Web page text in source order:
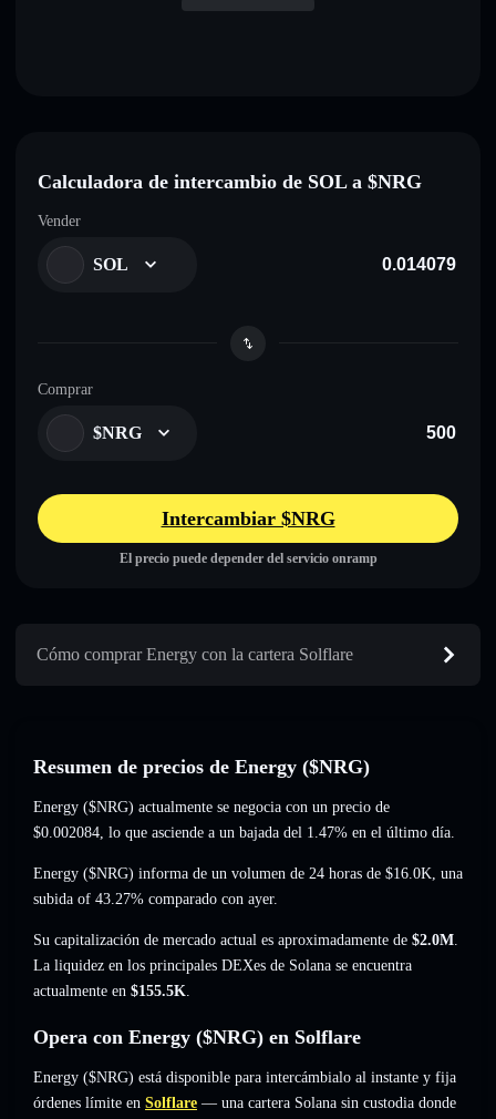
Calculadora de intercambio de SOL a $NRG
Vender
SOL
Comprar
$NRG
Intercambiar $NRG
El precio puede depender del servicio onramp
Cómo comprar Energy con la cartera Solflare
Resumen de precios de Energy ($NRG)
Energy ($NRG) actualmente se negocia con un precio de
$0.002084, lo que asciende a un bajada del 1.47% en el último día.
Energy ($NRG) informa de un volumen de 24 horas de $16.0K, una
subida of 43.27% comparado con ayer.
Su capitalización de mercado actual es aproximadamente de $2.0M.
La liquidez en los principales DEXes de Solana se encuentra
actualmente en $155.5K.
Opera con Energy ($NRG) en Solflare
Energy ($NRG) está disponible para intercámbialo al instante y fija
órdenes límite en Solflare — una cartera Solana sin custodia donde